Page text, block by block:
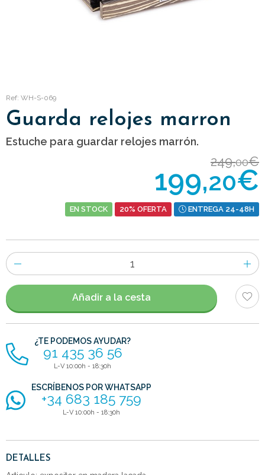
Ref: WH-S-069
Guarda relojes marron
Estuche para guardar relojes marrón.
249,00€
199,20€
EN STOCK 20% OFERTA ENTREGA 24-48H
Número
de
artículos
Añadir a la cesta
¿TE PODEMOS AYUDAR?
91 435 36 56
L-V 10:00h - 18:30h
ESCRÍBENOS POR WHATSAPP
+34 683 185 759
L-V 10:00h - 18:30h
DETALLES